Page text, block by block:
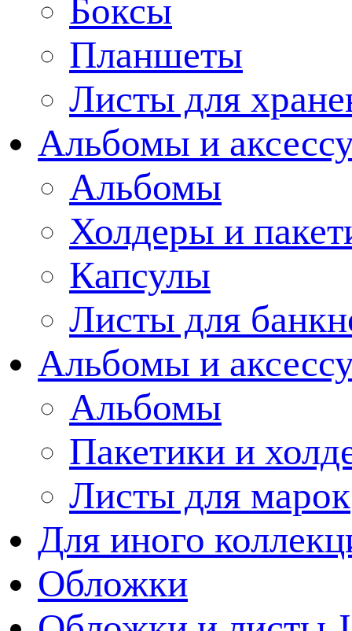
Боксы
Планшеты
Листы для
Альбомы и
Альбомы
Холдеры и
Капсулы
Листы для
Альбомы и
Альбомы
Пакетики и
Листы для марок
Для иного
Обложки